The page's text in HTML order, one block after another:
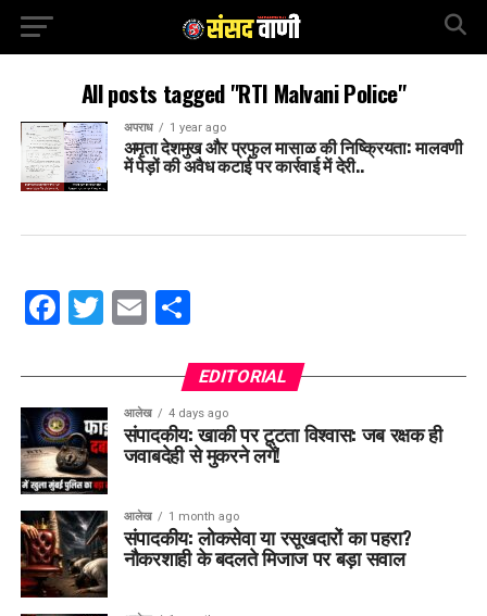
All posts tagged "RTI Malvani Police"
अपराध 1 year ago
अमृता देशमुख और प्रफुल मासाळ की निष्क्रियता: मालवणी
में पेड़ों की अवैध कटाई पर कार्रवाई में देरी..
Facebook
Twitter
EmailShare
EDITORIAL
आलेख 4 days ago
संपादकीय: खाकी पर टूटता विश्वास: जब रक्षक ही
जवाबदेही से मुकरने लगें!
आलेख 1 month ago
संपादकीय: लोकसेवा या रसूखदारों का पहरा?
नौकरशाही के बदलते मिजाज पर बड़ा सवाल